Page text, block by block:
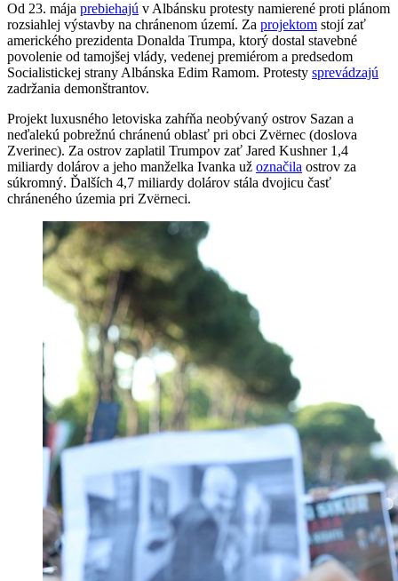
Od 23. mája prebiehajú v Albánsku protesty namierené proti plánom
rozsiahlej výstavby na chránenom území. Za projektom stojí zať
amerického prezidenta Donalda Trumpa, ktorý dostal stavebné
povolenie od tamojšej vlády, vedenej premiérom a predsedom
Socialistickej strany Albánska Edim Ramom. Protesty sprevádzajú
zadržania demonštrantov.
Projekt luxusného letoviska zahŕňa neobývaný ostrov Sazan a
neďalekú pobrežnú chránenú oblasť pri obci Zvërnec (doslova
Zverinec). Za ostrov zaplatil Trumpov zať Jared Kushner 1,4
miliardy dolárov a jeho manželka Ivanka už označila ostrov za
súkromný. Ďalších 4,7 miliardy dolárov stála dvojicu časť
chráneného územia pri Zvërneci.